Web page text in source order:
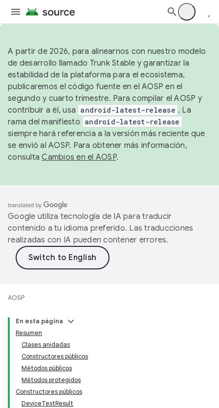
A partir de 2026, para alinearnos con nuestro modelo
de desarrollo llamado Trunk Stable y garantizar la
estabilidad de la plataforma para el ecosistema,
publicaremos el código fuente en el AOSP en el
segundo y cuarto trimestre. Para compilar el AOSP y
contribuir a él, usa android-latest-release . La
rama del manifiesto android-latest-release
siempre hará referencia a la versión más reciente que
se envió al AOSP. Para obtener más información,
consultaCambios en el AOSP.
Google utiliza tecnología de IA para traducir
contenido a tu idioma preferido. Las traducciones
realizadas con IA pueden contener errores.
AOSP
En esta página
Resumen
Clases anidadas
Constructores públicos
Métodos públicos
Métodos protegidos
Constructores públicos
DeviceTestResult